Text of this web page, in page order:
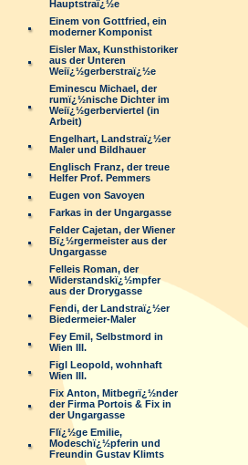
Hauptstraï¿½e
Einem von Gottfried, ein
moderner Komponist
Eisler Max, Kunsthistoriker
aus der Unteren
Weiï¿½gerberstraï¿½e
Eminescu Michael, der
rumï¿½nische Dichter im
Weiï¿½gerberviertel (in
Arbeit)
Engelhart, Landstraï¿½er
Maler und Bildhauer
Englisch Franz, der treue
Helfer Prof. Pemmers
Eugen von Savoyen
Farkas in der Ungargasse
Felder Cajetan, der Wiener
Bï¿½rgermeister aus der
Ungargasse
Felleis Roman, der
Widerstandskï¿½mpfer
aus der Drorygasse
Fendi, der Landstraï¿½er
Biedermeier-Maler
Fey Emil, Selbstmord in
Wien III.
Figl Leopold, wohnhaft
Wien III.
Fix Anton, Mitbegrï¿½nder
der Firma Portois & Fix in
der Ungargasse
Flï¿½ge Emilie,
Modeschï¿½pferin und
Freundin Gustav Klimts